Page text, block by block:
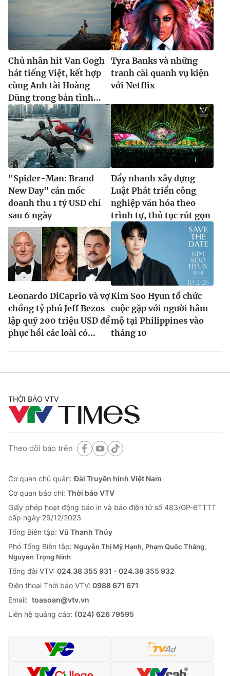
Chủ nhân hit Van Gogh
hát tiếng Việt, kết hợp
cùng Anh tài Hoàng
Dũng trong bản tình...
Tyra Banks và những
tranh cãi quanh vụ kiện
với Netflix
"Spider-Man: Brand
New Day" cán mốc
doanh thu 1 tỷ USD chỉ
sau 6 ngày
Đẩy nhanh xây dựng
Luật Phát triển công
nghiệp văn hóa theo
trình tự, thủ tục rút gọn
Leonardo DiCaprio và vợ
chồng tỷ phú Jeff Bezos
lập quỹ 200 triệu USD để
phục hồi các loài có...
Kim Soo Hyun tổ chức
cuộc gặp với người hâm
mộ tại Philippines vào
tháng 10
THỜI BÁO VTV
Theo dõi báo trên
Cơ quan chủ quản:Đài Truyền hình Việt Nam
Cơ quan báo chí: Thời báo VTV
Giấy phép hoạt động báo in và báo điện tử số 483/GP-BTTTT
cấp ngày 29/12/2023
Tổng Biên tập: Vũ Thanh Thủy
Phó Tổng Biên tập: Nguyễn Thị Mỹ Hạnh, Phạm Quốc Thắng,
Nguyễn Trọng Ninh
Tổng đài VTV: 024.38 355 931 - 024.38 355 932
Ðiện thoại Thời báo VTV: 0988 671 671
Email: toasoan@vtv.vn
Liên hệ quảng cáo: (024) 626 79595